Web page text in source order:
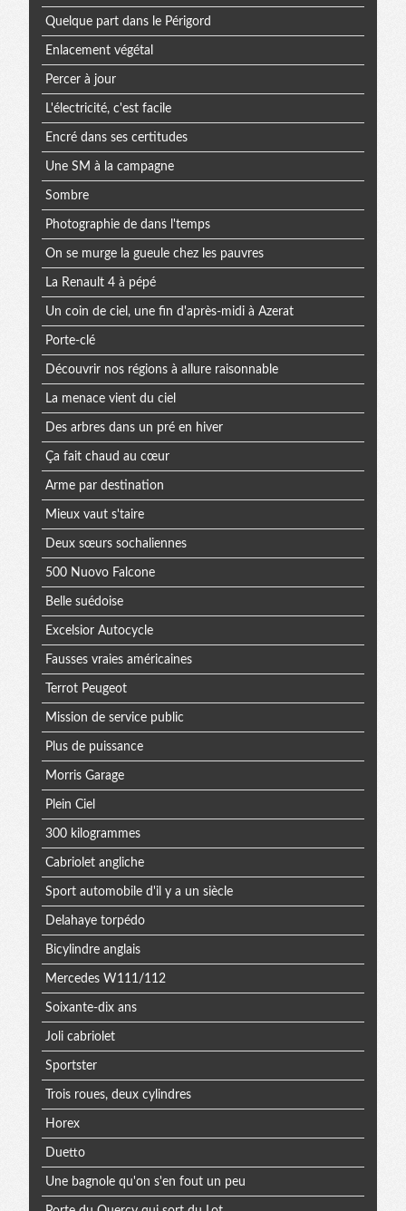
Quelque part dans le Périgord
Enlacement végétal
Percer à jour
L'électricité, c'est facile
Encré dans ses certitudes
Une SM à la campagne
Sombre
Photographie de dans l'temps
On se murge la gueule chez les pauvres
La Renault 4 à pépé
Un coin de ciel, une fin d'après-midi à Azerat
Porte-clé
Découvrir nos régions à allure raisonnable
La menace vient du ciel
Des arbres dans un pré en hiver
Ça fait chaud au cœur
Arme par destination
Mieux vaut s'taire
Deux sœurs sochaliennes
500 Nuovo Falcone
Belle suédoise
Excelsior Autocycle
Fausses vraies américaines
Terrot Peugeot
Mission de service public
Plus de puissance
Morris Garage
Plein Ciel
300 kilogrammes
Cabriolet angliche
Sport automobile d'il y a un siècle
Delahaye torpédo
Bicylindre anglais
Mercedes W111/112
Soixante-dix ans
Joli cabriolet
Sportster
Trois roues, deux cylindres
Horex
Duetto
Une bagnole qu'on s'en fout un peu